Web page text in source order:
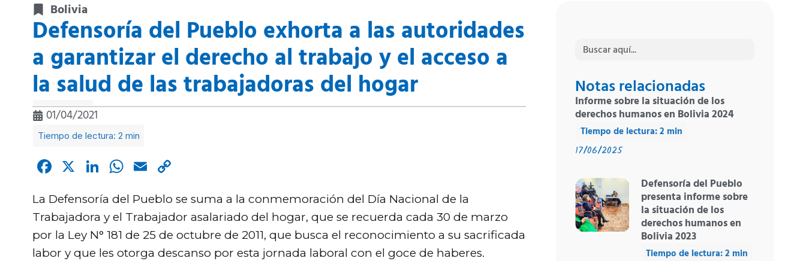
Bolivia
Defensoría del Pueblo exhorta a las autoridades
a garantizar el derecho al trabajo y el acceso a
la salud de las trabajadoras del hogar
01/04/2021
Facebook
X LinkedIn
WhatsApp
Email
La Defensoría del Pueblo se suma a la conmemoración del Día Nacional de la
Trabajadora y el Trabajador asalariado del hogar, que se recuerda cada 30 de marzo
por la Ley N° 181 de 25 de octubre de 2011, que busca el reconocimiento a su sacrificada
labor y que les otorga descanso por esta jornada laboral con el goce de haberes.
Buscar:
Notas relacionadas
Informe sobre la situación de los
derechos humanos en Bolivia 2024
17/06/2025
Defensoría del Pueblo
presenta informe sobre
la situación de los
derechos humanos en
Bolivia 2023